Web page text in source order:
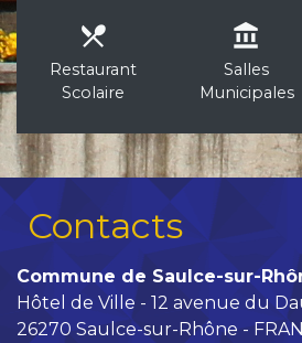
local_dining
Restaurant
Scolaire
account_balance
Salles
Municipales
Contacts
Commune de Saulce-sur-
Hôtel de Ville - 12 avenue du
26270 Saulce-sur-Rhône -